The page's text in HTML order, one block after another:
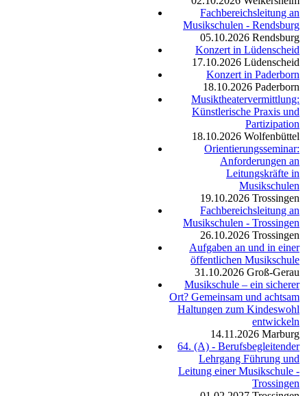
Fachbereichsleitung an
Musikschulen - Rendsburg
05.10.2026 Rendsburg
Konzert in Lüdenscheid
17.10.2026 Lüdenscheid
Konzert in Paderborn
18.10.2026 Paderborn
Musiktheatervermittlung:
Künstlerische Praxis und
Partizipation
18.10.2026 Wolfenbüttel
Orientierungsseminar:
Anforderungen an
Leitungskräfte in
Musikschulen
19.10.2026 Trossingen
Fachbereichsleitung an
Musikschulen - Trossingen
26.10.2026 Trossingen
Aufgaben an und in einer
öffentlichen Musikschule
31.10.2026 Groß-Gerau
Musikschule – ein sicherer
Ort? Gemeinsam und achtsam
Haltungen zum Kindeswohl
entwickeln
14.11.2026 Marburg
64. (A) - Berufsbegleitender
Lehrgang Führung und
Leitung einer Musikschule -
Trossingen